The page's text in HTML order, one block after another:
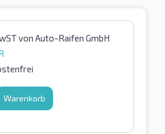
von Auto-Raifen GmbH
Warenkorb